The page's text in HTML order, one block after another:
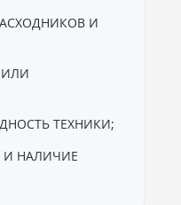
И
ИЛИ
ТЕХНИКИ;
И НАЛИЧИЕ